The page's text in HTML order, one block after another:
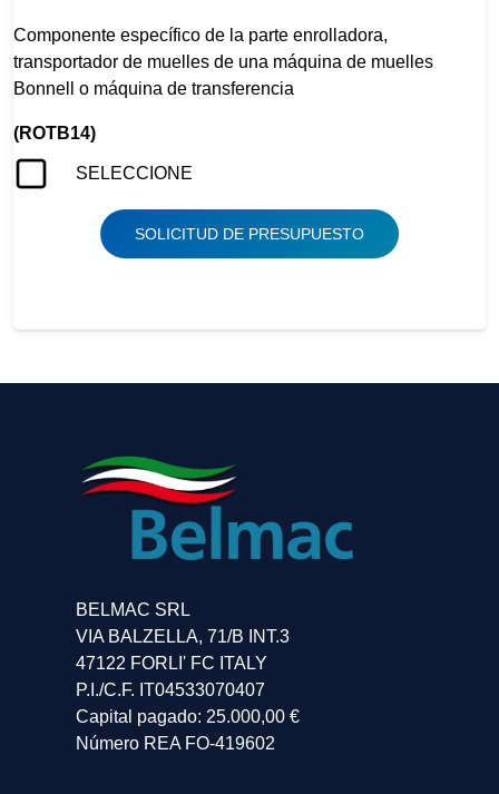
Componente específico de la parte enrolladora,
transportador de muelles de una máquina de muelles
Bonnell o máquina de transferencia
(ROTB14)
SELECCIONE
SOLICITUD DE PRESUPUESTO
BELMAC SRL
VIA BALZELLA, 71/B INT.3
47122 FORLI' FC ITALY
P.I./C.F. IT04533070407
Capital pagado: 25.000,00 €
Número REA FO-419602